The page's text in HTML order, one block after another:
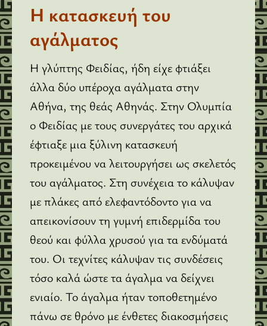
Η κατασκευή του
αγάλματος
Η γλύπτης Φειδίας, ήδη είχε φτιάξει
άλλα δύο υπέροχα αγάλματα στην
Αθήνα, της θεάς Αθηνάς. Στην Ολυμπία
ο Φειδίας με τους συνεργάτες του αρχικά
έφτιαξε μια ξύλινη κατασκευή
προκειμένου να λειτουργήσει ως σκελετός
του αγάλματος. Στη συνέχεια το κάλυψαν
με πλάκες από ελεφαντόδοντο για να
απεικονίσουν τη γυμνή επιδερμίδα του
θεού και φύλλα χρυσού για τα ενδύματά
του. Οι τεχνίτες κάλυψαν τις συνδέσεις
τόσο καλά ώστε τα άγαλμα να δείχνει
ενιαίο. Το άγαλμα ήταν τοποθετημένο
πάνω σε θρόνο με ένθετες διακοσμήσεις